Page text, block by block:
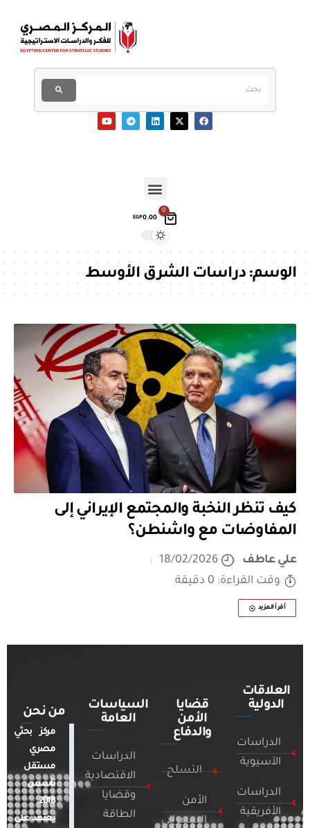
0
EGP0.00
الوسم:دراسات الشرق الأوسط
كيف تنظر النخبة والمجتمع الإيراني إلى
المفاوضات مع واشنطن؟
علي عاطف
18/02/2026
وقت القراءة: 0 دقيقة
أقرأ المزيد
العلاقات
الدولية
الدراسات
الآسيوية
الدراسات
الأفريقية
قضايا
الأمن
والدفاع
التسلح
الأمن
السيبراني
السياسات
العامة
الدراسات
الاقتصادية
وقضايا
الطاقة
من نحن
مركز بحثي
مصري
مستقل
تأسس
2018.
يعتمد على